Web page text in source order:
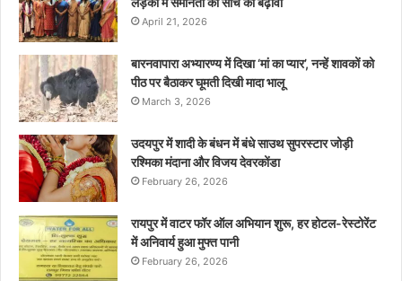
April 21, 2026
बारनवापारा अभ्यारण्य में दिखा ‘मां का प्यार’, नन्हें शावकों को
पीठ पर बैठाकर घूमती दिखी मादा भालू
March 3, 2026
उदयपुर में शादी के बंधन में बंधे साउथ सुपरस्टार जोड़ी
रश्मिका मंदाना और विजय देवरकोंडा
February 26, 2026
रायपुर में वाटर फॉर ऑल अभियान शुरू, हर होटल-रेस्टोरेंट
में अनिवार्य हुआ मुफ्त पानी
February 26, 2026